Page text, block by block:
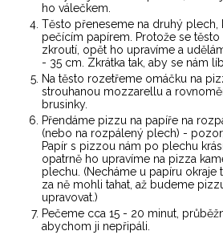
ho válečkem.
Těsto přeneseme na druhý
pečícím papírem. Protože se
zkroutí, opět ho upravíme a
- 35 cm. Zkrátka tak, aby se nám
Na těsto rozetřeme omáčku na
strouhanou mozzarellu a
brusinky.
Přendáme pizzu na papíře na
(nebo na rozpálený plech) -
Papír s pizzou nám po plechu
opatrně ho upravíme na pizza
plechu. (Necháme u papíru okraje
za ně mohli tahat, až budeme
upravovat.)
Pečeme cca 15 - 20 minut,
abychom ji nepřipáli.